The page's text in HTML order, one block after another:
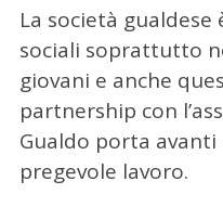
La società
sociali soprattutto
giovani e anche
partnership con
Gualdo porta
pregevole lavoro.